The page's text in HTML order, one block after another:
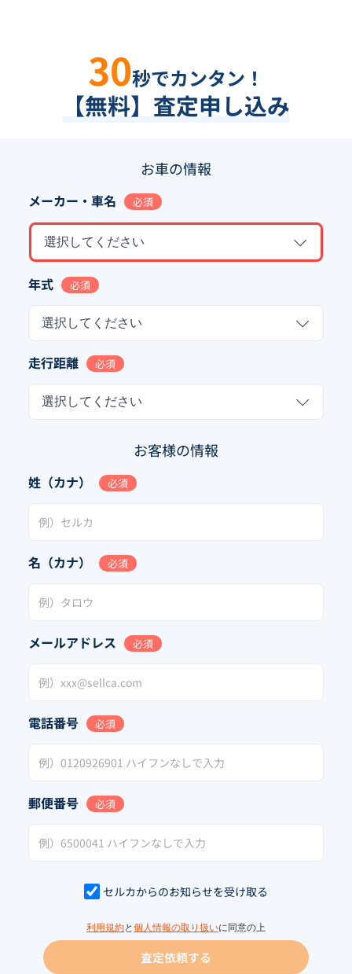
30秒でカンタン！
【無料】査定申し込み
お車の情報
メーカー・車名 必須
選択してください
年式 必須
選択してください
走行距離 必須
選択してください
お客様の情報
姓（カナ） 必須
名（カナ） 必須
メールアドレス 必須
電話番号 必須
郵便番号 必須
セルカからのお知らせを受け取る
利用規約と 個人情報の取り扱いに同意の上
査定依頼する